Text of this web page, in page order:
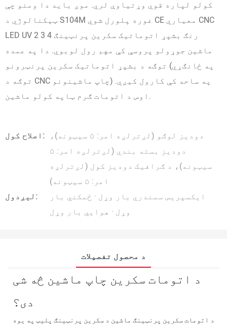
کولو لپاره قوي وړتیاوې لري. موږ باید دا ومنو چې
ټیکنالوژي د S104M غوره پلورل شوي CE معیاري CNC
LED UV 2 3 4 رنګ بشپړ اتوماتیک سکرین پرنټینګ
ماشین جوړولو پروسې کې مهم رول لوبوي. دا په عمده
توګه د بشپړ اتوماتیک سکرین پرنټرونو (په ځانګړي
توګه د CNC چاپ ماشینونو) په ساحه کې کارول کیږي.
اوس د اتومات ګرم ټاپه کولو ماشین.
اصلاح کول: دودیز لوګو (لږترلږه امر: ۵ سیټونه)،
دودیز بسته بندي (لږترلږه امر: ۵
سیټونه)، د ګرافیک دودیز کول (لږترلږه
امر: ۵ سیټونه)
لېږدول:
ایکسپریس سمندري بار وړل · ځمکني بار
وړل · هوايي بار وړل
د محصول تفصيلات
د اتومات سکرین چاپ ماشین څه شی
دی؟
د اتومات سکرین پرنټینګ ماشین د سکرین پرنټینګ پلیټ په یوه